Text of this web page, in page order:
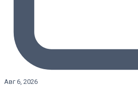
Авг 6, 2026